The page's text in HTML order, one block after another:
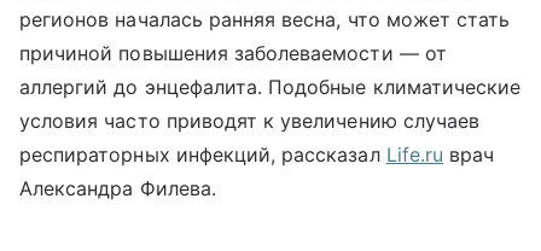
регионов началась ранняя весна, что может стать
причиной повышения заболеваемости — от
аллергий до энцефалита. Подобные климатические
условия часто приводят к увеличению случаев
респираторных инфекций, рассказал Life.ru врач
Александра Филева.